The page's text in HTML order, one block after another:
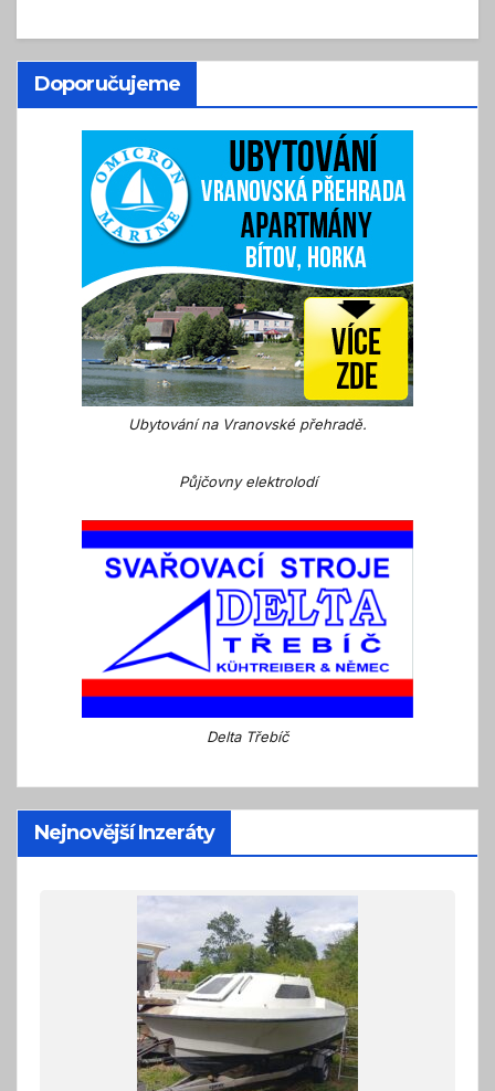
Doporučujeme
Ubytování na Vranovské přehradě.
Půjčovny elektrolodí
Delta Třebíč
Nejnovější Inzeráty